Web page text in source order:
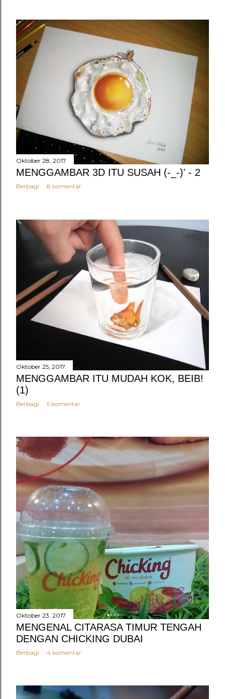
Oktober 28, 2017
MENGGAMBAR 3D ITU SUSAH (-_-)' - 2
Berbagi 8 komentar
Oktober 25, 2017
MENGGAMBAR ITU MUDAH KOK, BEIB!
(1)
Berbagi 5 komentar
Oktober 23, 2017
MENGENAL CITARASA TIMUR TENGAH
DENGAN CHICKING DUBAI
Berbagi 4 komentar